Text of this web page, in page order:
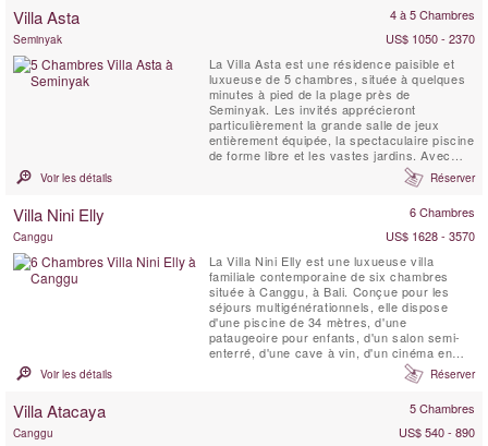
bateau de Sanur. Un superbe espace de vie
Villa Asta 4 à 5 Chambres
Seminyak
US$ 1050 - 2370
La Villa Asta est une résidence paisible et
luxueuse de 5 chambres, située à quelques
minutes à pied de la plage près de
Seminyak. Les invités apprécieront
particulièrement la grande salle de jeux
entièrement équipée, la spectaculaire piscine
de forme libre et les vastes jardins. Avec
son ambiance raffinée, cette villa est idéale
pour les groupes d’amis ou les familles
de Bali. La Villa Asta est également un lieu ...
Voir les détails Réserver
Villa Nini Elly 6 Chambres
Canggu
US$ 1628 - 3570
La Villa Nini Elly est une luxueuse villa
familiale contemporaine de six chambres
située à Canggu, à Bali. Conçue pour les
séjours multigénérationnels, elle dispose
d'une piscine de 34 mètres, d'une
pataugeoire pour enfants, d'un salon semi-
enterré, d'une cave à vin, d'un cinéma en
plein air sur le toit et d'un chef privé.
Pouvant accueillir 12 adultes et 3 enfants,
chambres avec lits king-size et lits jumeaux
Voir les détails Réserver
Villa Atacaya 5 Chambres
Canggu
US$ 540 - 890